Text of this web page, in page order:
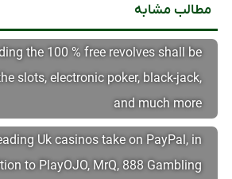
مطالب مشابه
the 100 % free revolves shall be
slots, electronic poker, black-jack,
and much more
Uk casinos take on PayPal, in
to PlayOJO, MrQ, 888 Gambling